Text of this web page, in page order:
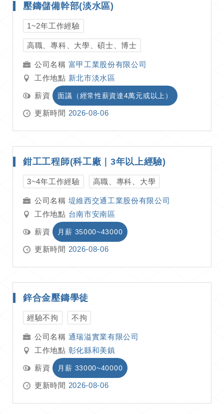
壓鑄儲備幹部(淡水區)
1~2年工作經驗
高職、專科、大學、碩士、博士
富甲工業股份有限公司
工作地點 新北市淡水區
薪資 面議（經常性薪資達4萬元或以上）
更新時間 2026-08-06
鉗工工程師(科工廠｜3年以上經驗)
3~4年工作經驗 高職、專科、大學
堤維西交通工業股份有限公司
工作地點 台南市安南區
薪資 月薪 35000~43000
更新時間 2026-08-06
鋅合金壓鑄學徒
經驗不拘 不拘
通瑞溢實業有限公司
工作地點 彰化縣和美鎮
薪資 月薪 33000~40000
更新時間 2026-08-06